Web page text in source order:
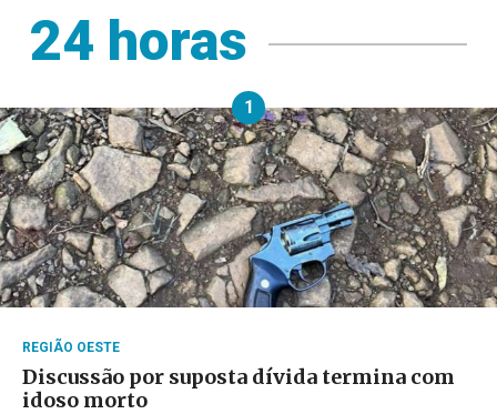
24 horas
1
REGIÃO OESTE
Discussão por suposta dívida termina com
idoso morto